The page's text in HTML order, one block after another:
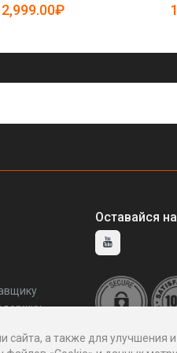
25-5084914)
2,999.00₽
Оставайся
а также для улучшения